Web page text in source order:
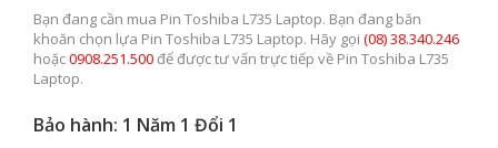
Bạn đang cần mua Pin Toshiba L735 Laptop. Bạn đang băn
khoăn chọn lựa Pin Toshiba L735 Laptop. Hãy gọi (08) 38.340.246
hoặc0908.251.500để được tư vấn trực tiếp về Pin Toshiba L735
Laptop.
Bảo hành: 1 Năm 1 Đổi 1